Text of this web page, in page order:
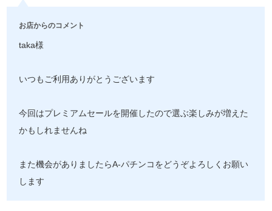
お店からのコメント
taka様
いつもご利用ありがとうございます
今回はプレミアムセールを開催したので選ぶ楽しみが増えた
かもしれませんね
また機会がありましたらA-パチンコをどうぞよろしくお願い
します